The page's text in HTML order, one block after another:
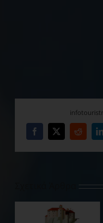
Facebook
X Reddit
ΙΕΡΑ ΜΟΝΗ ΑΓΙΑΣ